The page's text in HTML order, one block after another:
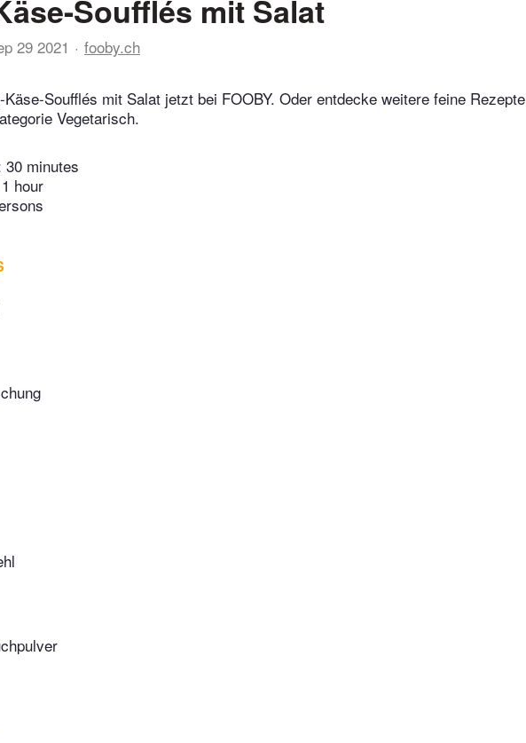
Soufflés mit Salat
29 2021 fooby.ch
Soufflés mit Salat jetzt bei FOOBY. Oder entdecke weitere feine Rezepte
Vegetarisch.
30 minutes
hour